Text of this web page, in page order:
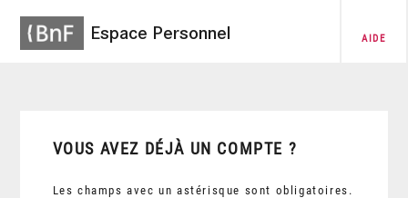
Espace Personnel AIDE
VOUS AVEZ DÉJÀ UN COMPTE ?
Les champs avec un astérisque sont obligatoires.